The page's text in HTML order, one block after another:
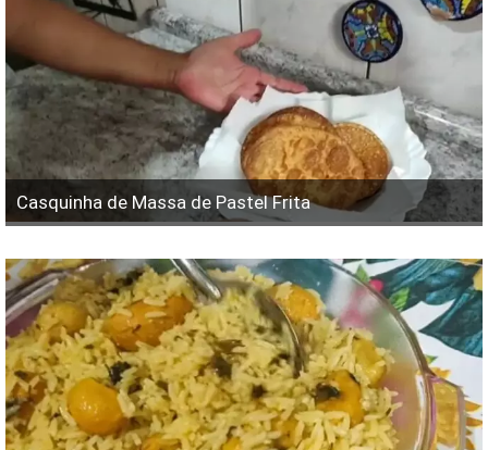
Casquinha de Massa de Pastel Frita